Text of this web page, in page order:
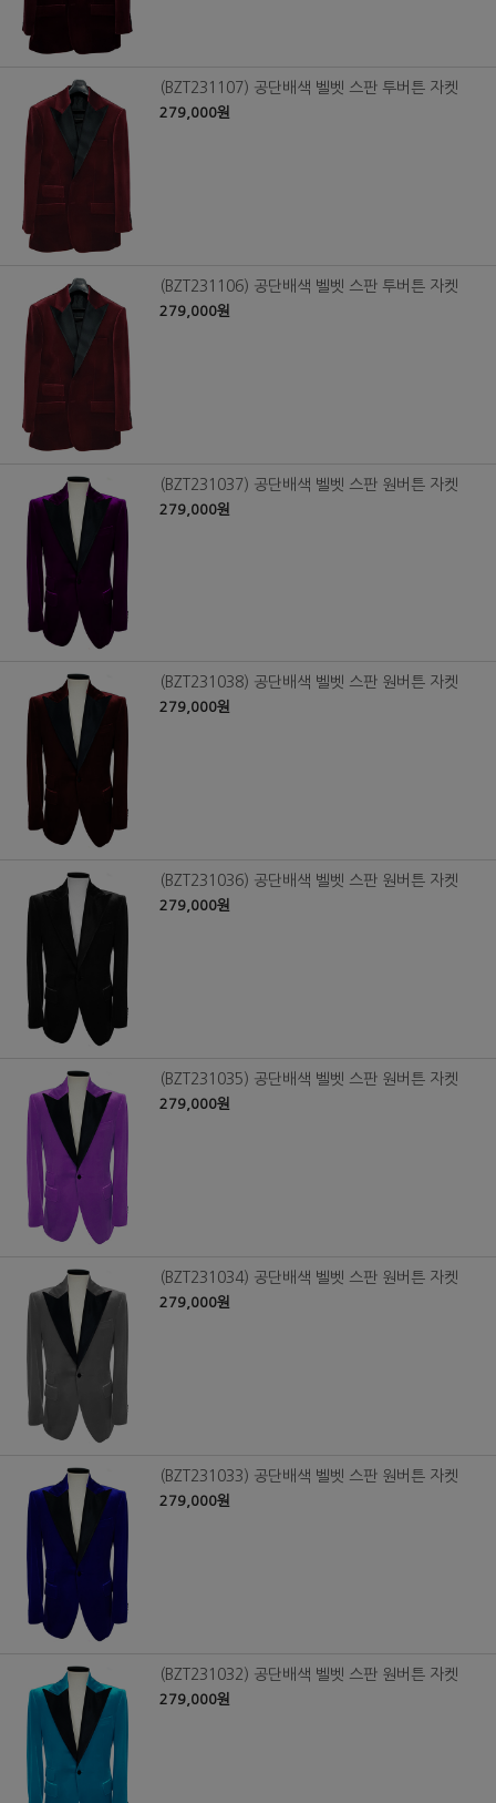
(BZT231107) 공단배색 벨벳 스판 투버튼 자켓
279,000원
(BZT231106) 공단배색 벨벳 스판 투버튼 자켓
279,000원
(BZT231037) 공단배색 벨벳 스판 원버튼 자켓
279,000원
(BZT231038) 공단배색 벨벳 스판 원버튼 자켓
279,000원
(BZT231036) 공단배색 벨벳 스판 원버튼 자켓
279,000원
(BZT231035) 공단배색 벨벳 스판 원버튼 자켓
279,000원
(BZT231034) 공단배색 벨벳 스판 원버튼 자켓
279,000원
(BZT231033) 공단배색 벨벳 스판 원버튼 자켓
279,000원
(BZT231032) 공단배색 벨벳 스판 원버튼 자켓
279,000원